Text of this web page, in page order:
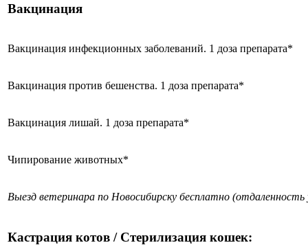
Вакцинация
Вакцинация инфекционных заболеваний. 1 доза препарата*
Вакцинация против бешенства. 1 доза препарата*
Вакцинация лишай. 1 доза препарата*
Чипирование животных*
Выезд ветеринара по Новосибирску бесплатно
Кастрация котов / Стерилизация кошек: